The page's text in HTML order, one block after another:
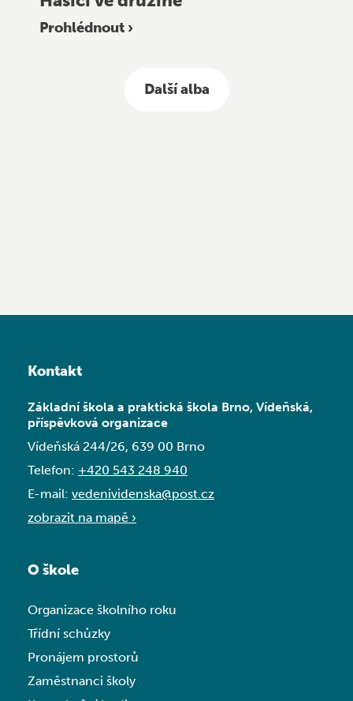
Prohlédnout ›
Další alba
Kontakt
Základní škola a praktická škola Brno, Vídeňská,
příspěvková organizace
Vídeňská 244/26, 639 00 Brno
Telefon: +420 543 248 940
E-mail: vedenividenska@post.cz
zobrazit na mapě ›
O škole
Organizace školního roku
Třídní schůzky
Pronájem prostorů
Zaměstnanci školy